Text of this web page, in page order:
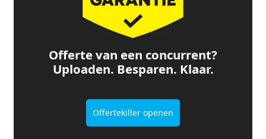
Offerte van een concurrent?
Uploaden. Besparen. Klaar.
Offertekiller openen